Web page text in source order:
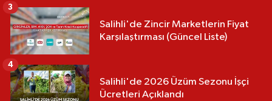
Salihli'de Zincir Marketlerin Fiyat
Karşılaştırması (Güncel Liste)
3
Salihli'de 2026 Üzüm Sezonu İşçi
Ücretleri Açıklandı
4